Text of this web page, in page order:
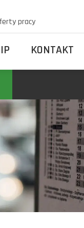
pracy
KONTAKT